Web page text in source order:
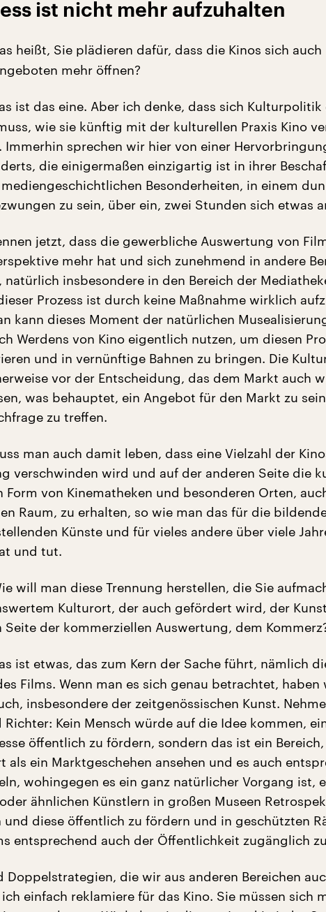
ist nicht mehr aufzuhalten
heißt, Sie plädieren dafür, dass die Kinos sich auch
mehr öffnen?
ist das eine. Aber ich denke, dass sich Kulturpolitik
wie sie künftig mit der kulturellen Praxis Kino
Immerhin sprechen wir hier von einer
die einigermaßen einzigartig ist in ihrer
Besonderheiten, in einem
zu sein, über ein, zwei Stunden sich etwas
jetzt, dass die gewerbliche Auswertung von
mehr hat und sich zunehmend in andere
natürlich insbesondere in den Bereich der
Prozess ist durch keine Maßnahme wirklich
kann dieses Moment der natürlichen
Werdens von Kino eigentlich nutzen, um diesen
und in vernünftige Bahnen zu bringen. Die
vor der Entscheidung, das dem Markt auch
was behauptet, ein Angebot für den Markt zu
zu treffen.
man auch damit leben, dass eine Vielzahl der
verschwinden wird und auf der anderen Seite die
Form von Kinematheken und besonderen Orten,
Raum, zu erhalten, so wie man das für die
Künste und für vieles andere über viele
und tut.
will man diese Trennung herstellen, die Sie
Kulturort, der auch gefördert wird, der
Seite der kommerziellen Auswertung, dem
ist etwas, das zum Kern der Sache führt, nämlich
Films. Wenn man es sich genau betrachtet, haben
insbesondere der zeitgenössischen Kunst.
Richter: Kein Mensch würde auf die Idee kommen,
öffentlich zu fördern, sondern das ist ein
als ein Marktgeschehen ansehen und es auch
wohingegen es ein ganz natürlicher Vorgang ist,
ähnlichen Künstlern in großen Museen
diese öffentlich zu fördern und in geschützten
entsprechend auch der Öffentlichkeit zugänglich
Doppelstrategien, die wir aus anderen Bereichen
einfach reklamiere für das Kino. Sie müssen sich